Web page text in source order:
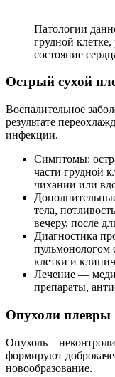
Патологии
грудной
состояние
Острый сухой
Воспалительное
результате
инфекции.
Симптомы:
части грудной
чихании или
тела,
вечеру, после
Диагностика
пульмонологом
клетки и
Лечение —
препараты,
Опухоли плевры
Опухоль –
формируют
новообразование.